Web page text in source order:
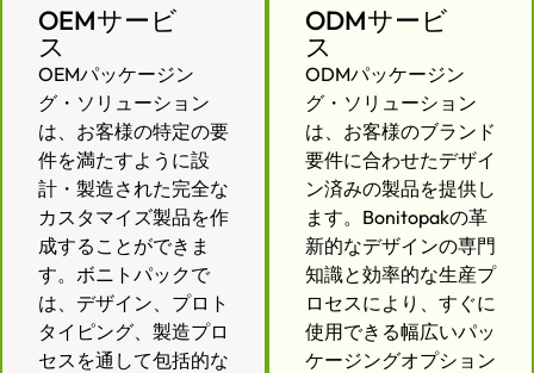
OEMサービ
ス
OEMパッケージン
グ・ソリューション
は、お客様の特定の要
件を満たすように設
計・製造された完全な
カスタマイズ製品を作
成することができま
す。ボニトパックで
は、デザイン、プロト
タイピング、製造プロ
セスを通して包括的な
ODMサービ
ス
ODMパッケージン
グ・ソリューション
は、お客様のブランド
要件に合わせたデザイ
ン済みの製品を提供し
ます。Bonitopakの革
新的なデザインの専門
知識と効率的な生産プ
ロセスにより、すぐに
使用できる幅広いパッ
ケージングオプション